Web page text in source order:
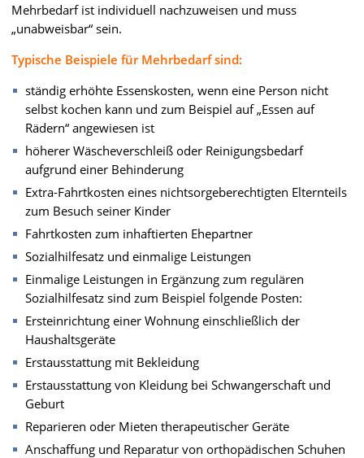
Mehrbedarf ist individuell nachzuweisen und muss
„unabweisbar“ sein.
Typische Beispiele für Mehrbedarf sind:
ständig erhöhte Essenskosten, wenn eine Person nicht
selbst kochen kann und zum Beispiel auf „Essen auf
Rädern“ angewiesen ist
höherer Wäscheverschleiß oder Reinigungsbedarf
aufgrund einer Behinderung
Extra-Fahrtkosten eines nichtsorgeberechtigten Elternteils
zum Besuch seiner Kinder
Fahrtkosten zum inhaftierten Ehepartner
Sozialhilfesatz und einmalige Leistungen
Einmalige Leistungen in Ergänzung zum regulären
Sozialhilfesatz sind zum Beispiel folgende Posten:
Ersteinrichtung einer Wohnung einschließlich der
Haushaltsgeräte
Erstausstattung mit Bekleidung
Erstausstattung von Kleidung bei Schwangerschaft und
Geburt
Reparieren oder Mieten therapeutischer Geräte
Anschaffung und Reparatur von orthopädischen Schuhen